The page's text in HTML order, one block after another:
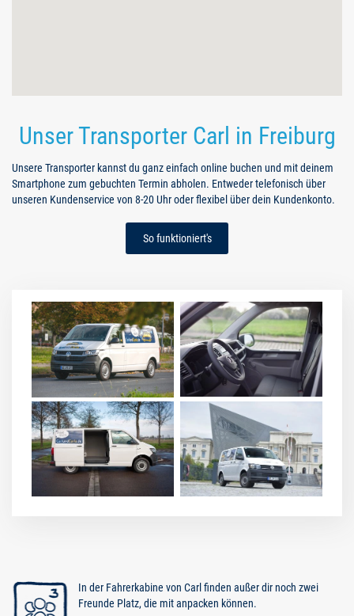
Unser Transporter Carl in Freiburg
Unsere Transporter kannst du ganz einfach online buchen und mit deinem
Smartphone zum gebuchten Termin abholen. Entweder telefonisch über
unseren Kundenservice von 8-20 Uhr oder flexibel über dein Kundenkonto.
So funktioniert's
In der Fahrerkabine von Carl finden außer dir noch zwei
Freunde Platz, die mit anpacken können.